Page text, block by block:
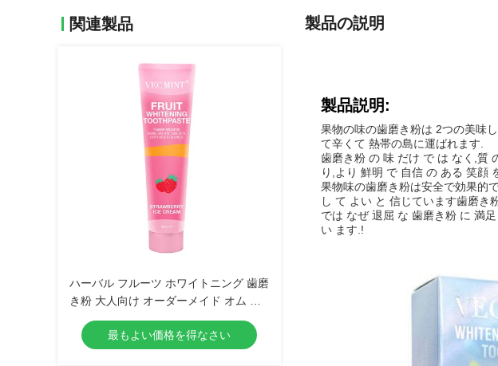
関連製品
ハーバル フルーツ ホワイトニング 歯磨
き粉 大人向け オーダーメイド オム 柔
らかい歯磨き粉 公式
最もよい価格を得なさい
製品の説明
製品説明:
果物の味の歯磨き粉は 2つの美味
て辛くて 熱帯の島に運ばれます.
歯磨き粉 の 味 だけ で は なく,質
り,より 鮮明 で 自信 の ある 笑顔
果物味の歯磨き粉は安全で効果的
し て よい と 信じています歯磨き
では なぜ 退屈 な 歯磨き粉 に 満
い ます.!